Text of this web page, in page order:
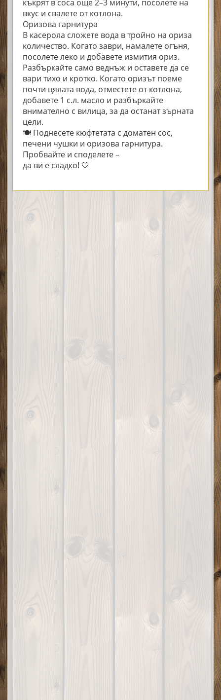
къкрят в соса още 2–3 минути, посолете на
вкус и свалете от котлона.
Оризова гарнитура
В касерола сложете вода в тройно на ориза
количество. Когато заври, намалете огъня,
посолете леко и добавете измития ориз.
Разбъркайте само веднъж и оставете да се
вари тихо и кротко. Когато оризът поеме
почти цялата вода, отместете от котлона,
добавете 1 с.л. масло и разбъркайте
внимателно с вилица, за да останат зърната
цели.
🍽️ Поднесете кюфтетата с доматен сос,
печени чушки и оризова гарнитура.
Пробвайте и споделете –
да ви е сладко! 🤍